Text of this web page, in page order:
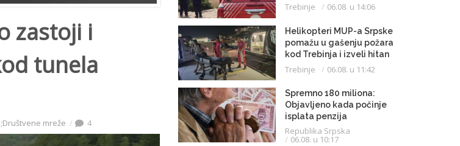
zastoji i
tunela
mreže 4
Trebinje 06.08. u 14:06
Helikopteri MUP-a Srpske
pomažu u gašenju požara
kod Trebinja i izveli hitan
medicinski let do
Beograda
Trebinje 06.08. u 11:42
Spremno 180 miliona:
Objavljeno kada počinje
isplata penzija
Republika Srpska
06.08. u 10:17